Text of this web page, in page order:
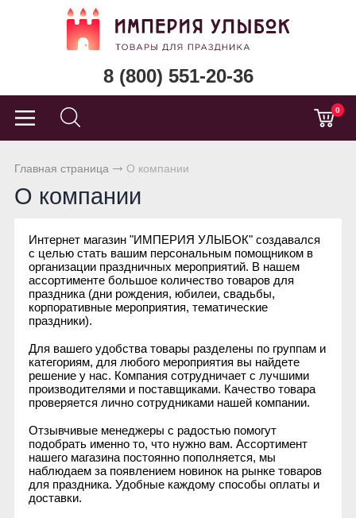
8 (800) 551-20-36
0
Главная страница О компании
О компании
Интернет магазин "ИМПЕРИЯ УЛЫБОК" создавался
с целью стать вашим персональным помощником в
организации праздничных мероприятий. В нашем
ассортименте большое количество товаров для
праздника (дни рождения, юбилеи, свадьбы,
корпоративные мероприятия, тематические
праздники).
Для вашего удобства товары разделены по группам и
категориям, для любого мероприятия вы найдете
решение у нас. Компания сотрудничает с лучшими
производителями и поставщиками. Качество товара
проверяется лично сотрудниками нашей компании.
Отзывчивые менеджеры с радостью помогут
подобрать именно то, что нужно вам. Ассортимент
нашего магазина постоянно пополняется, мы
наблюдаем за появлением новинок на рынке товаров
для праздника. Удобные каждому способы оплаты и
доставки.